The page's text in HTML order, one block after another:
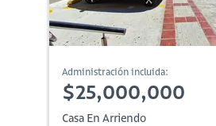
Administración incluida:
$25,000,000
Casa En Arriendo